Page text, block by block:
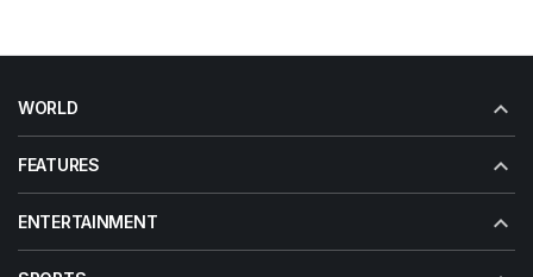
WORLD
FEATURES
ENTERTAINMENT